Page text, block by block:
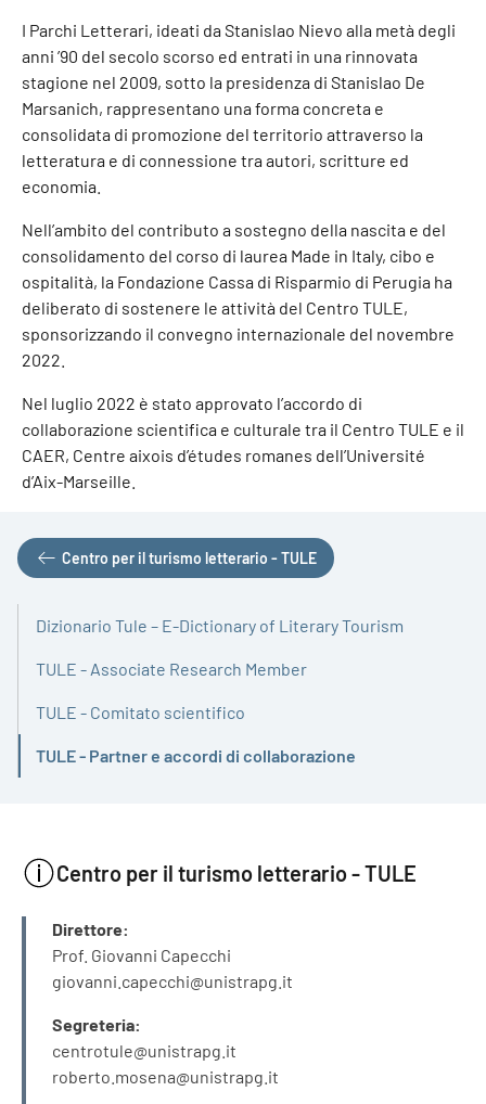
I Parchi Letterari, ideati da Stanislao Nievo alla metà degli
anni ’90 del secolo scorso ed entrati in una rinnovata
stagione nel 2009, sotto la presidenza di Stanislao De
Marsanich, rappresentano una forma concreta e
consolidata di promozione del territorio attraverso la
letteratura e di connessione tra autori, scritture ed
economia.
Nell’ambito del contributo a sostegno della nascita e del
consolidamento del corso di laurea Made in Italy, cibo e
ospitalità, la Fondazione Cassa di Risparmio di Perugia ha
deliberato di sostenere le attività del Centro TULE,
sponsorizzando il convegno internazionale del novembre
2022.
Nel luglio 2022 è stato approvato l’accordo di
collaborazione scientifica e culturale tra il Centro TULE e il
CAER, Centre aixois d’études romanes dell’Université
d’Aix-Marseille.
Centro per il turismo letterario - TULE
Dizionario Tule – E-Dictionary of Literary Tourism
TULE - Associate Research Member
TULE - Comitato scientifico
TULE - Partner e accordi di collaborazione
Attivo
Centro per il turismo letterario - TULE
INFORMAZIONI
Direttore:
Prof. Giovanni Capecchi
giovanni.capecchi@unistrapg.it
Segreteria:
centrotule@unistrapg.it
roberto.mosena@unistrapg.it